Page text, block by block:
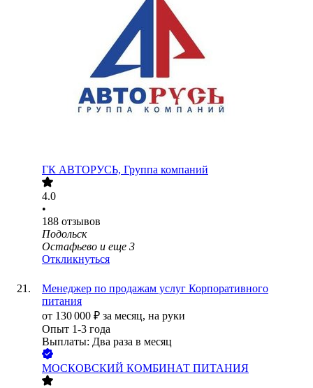
ГК АВТОРУСЬ, Группа компаний
4.0
•
188 отзывов
Подольск
Остафьево и еще 3
Откликнуться
Менеджер по продажам услуг Корпоративного
питания
от 130 000 ₽ за месяц, на руки
Опыт 1-3 года
Выплаты: Два раза в месяц
МОСКОВСКИЙ КОМБИНАТ ПИТАНИЯ